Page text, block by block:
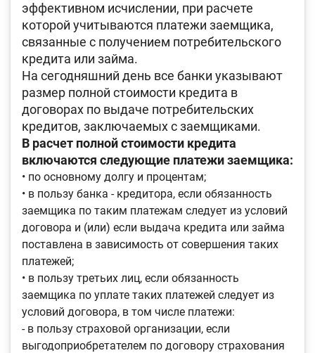
эффективном исчислении, при расчете
которой учитываются платежи заемщика,
связанные с получением потребительского
кредита или займа.
На сегодняшний день все банки указывают
размер полной стоимости кредита в
договорах по выдаче потребительских
кредитов, заключаемых с заемщиками.
В расчет полной стоимости кредита
включаются следующие платежи заемщика:
• по основному долгу и процентам;
• в пользу банка - кредитора, если обязанность
заемщика по таким платежам следует из условий
договора и (или) если выдача кредита или займа
поставлена в зависимость от совершения таких
платежей;
• в пользу третьих лиц, если обязанность
заемщика по уплате таких платежей следует из
условий договора, в том числе платежи:
- в пользу страховой организации, если
выгодоприобретателем по договору страхования